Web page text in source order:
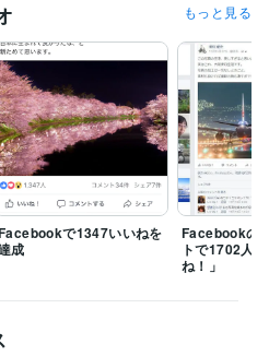
／Excel（編集可）
は別途。
入／スパム／常時運用の丸投げ／AI
もっと見る
で1347いいねを
成
Facebookの
トで1702人
ね！」